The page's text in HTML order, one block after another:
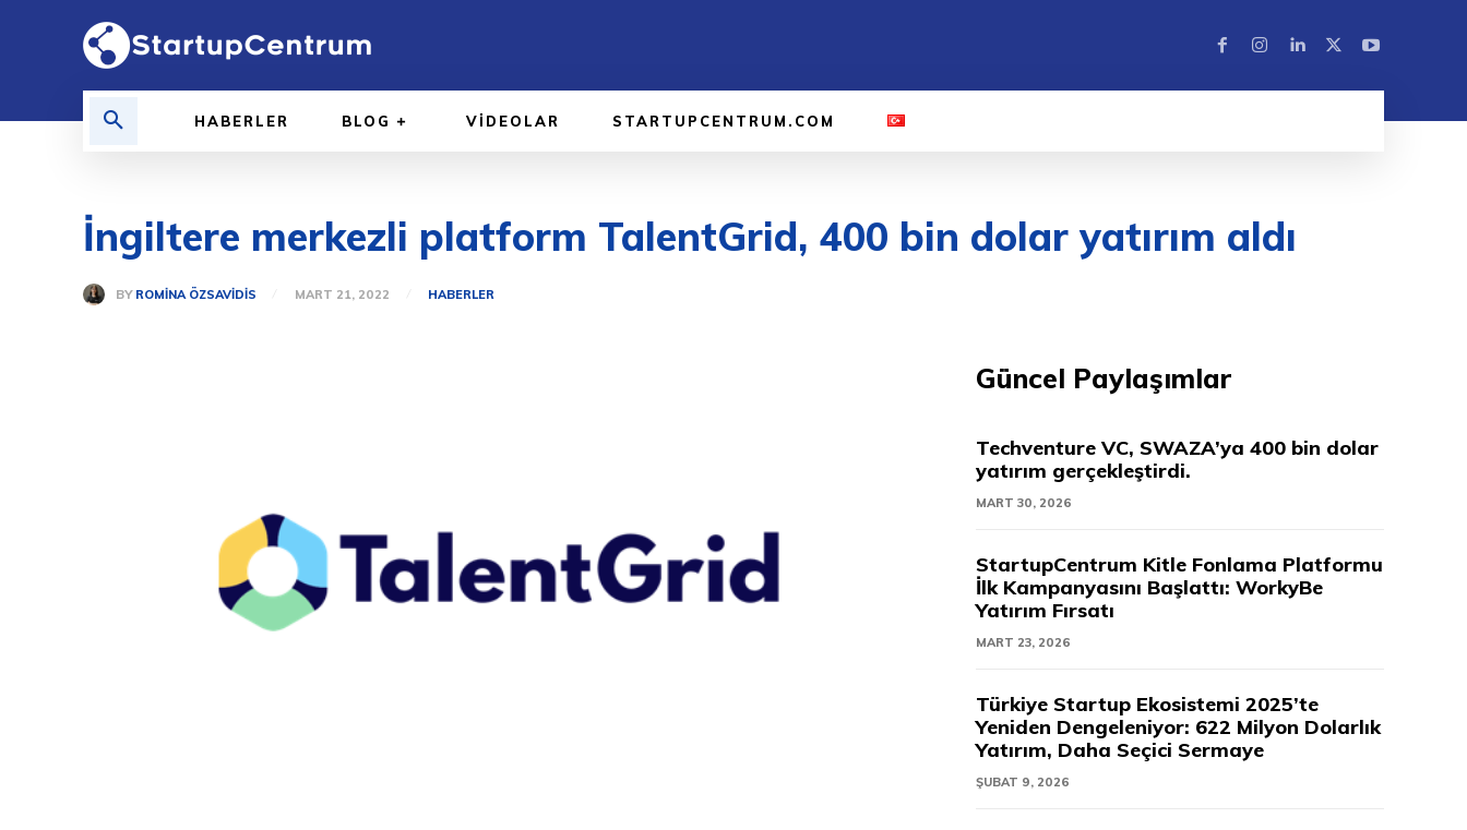
HABERLER BLOG VIDEOLAR STARTUPCENTRUM.COM
İngiltere merkezli platform TalentGrid, 400 bin dolar yatırım aldı
BY ROMINA ÖZSAVIDIS MART 21, 2022 HABERLER
Güncel Paylaşımlar
Techventure VC, SWAZA’ya 400 bin dolar
yatırım gerçekleştirdi.
MART 30, 2026
StartupCentrum Kitle Fonlama Platformu
İlk Kampanyasını Başlattı: WorkyBe
Yatırım Fırsatı
MART 23, 2026
Türkiye Startup Ekosistemi 2025’te
Yeniden Dengeleniyor: 622 Milyon Dolarlık
Yatırım, Daha Seçici Sermaye
ŞUBAT 9, 2026